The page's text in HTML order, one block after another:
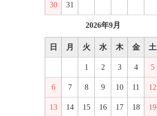
30 31
2026年9月
日 月 火 水 木 金 土
1 2 3 4 5
6 7 8 9 10 11 12
13 14 15 16 17 18 19